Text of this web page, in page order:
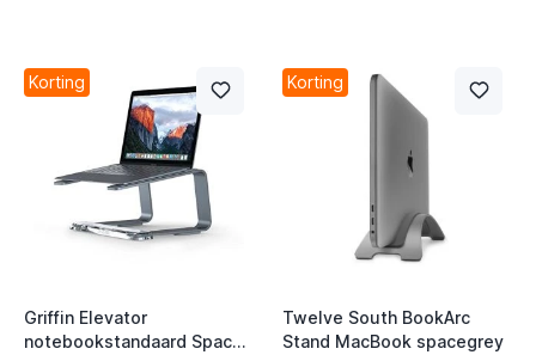
Korting
Griffin Elevator
notebookstandaard Space
Korting
Twelve South BookArc
Stand MacBook spacegrey